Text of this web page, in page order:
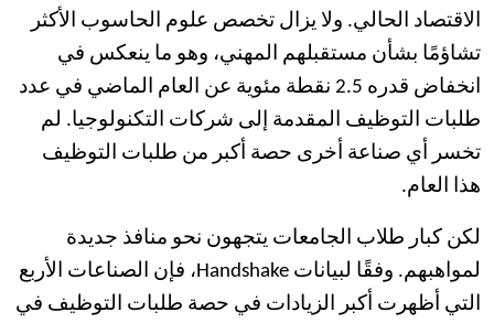
الاقتصاد الحالي. ولا يزال تخصص علوم الحاسوب الأكثر
تشاؤمًا بشأن مستقبلهم المهني، وهو ما ينعكس في
انخفاض قدره 2.5 نقطة مئوية عن العام الماضي في عدد
طلبات التوظيف المقدمة إلى شركات التكنولوجيا. لم
تخسر أي صناعة أخرى حصة أكبر من طلبات التوظيف
هذا العام.
لكن كبار طلاب الجامعات يتجهون نحو منافذ جديدة
لمواهبهم. وفقًا لبيانات Handshake، فإن الصناعات الأربع
التي أظهرت أكبر الزيادات في حصة طلبات التوظيف في